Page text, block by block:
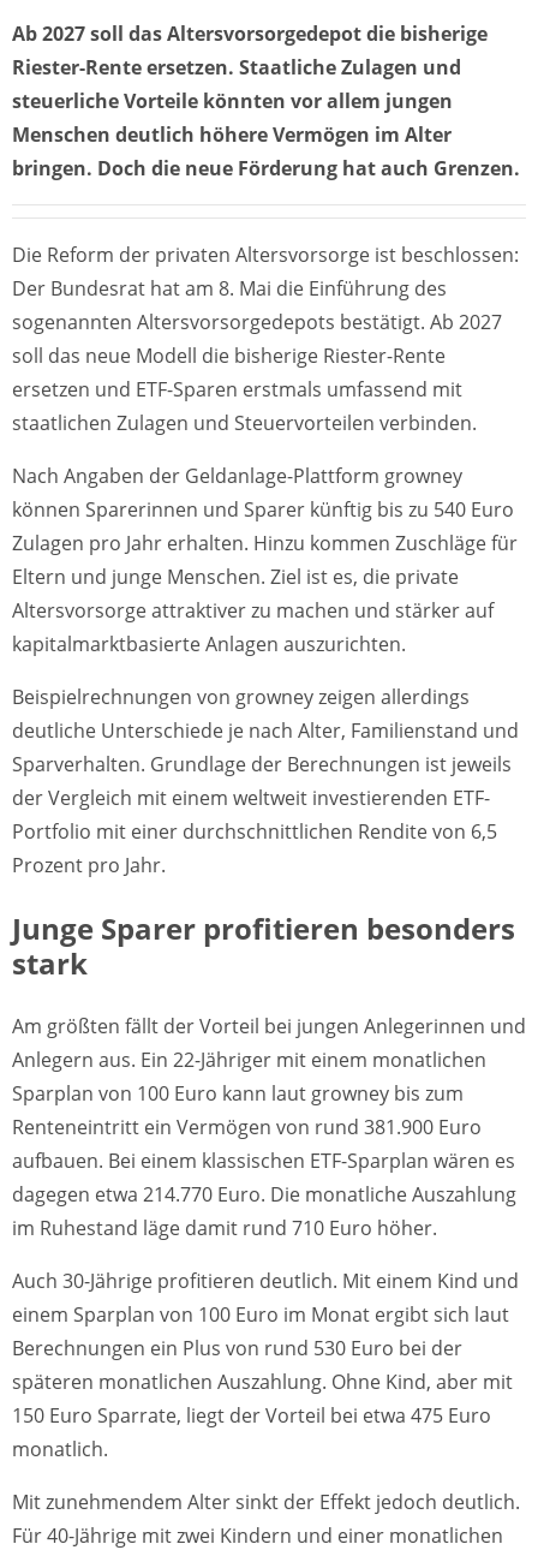
Ab 2027 soll das Altersvorsorgedepot die bisherige
Riester-Rente ersetzen. Staatliche Zulagen und
steuerliche Vorteile könnten vor allem jungen
Menschen deutlich höhere Vermögen im Alter
bringen. Doch die neue Förderung hat auch Grenzen.
Die Reform der privaten Altersvorsorge ist beschlossen:
Der Bundesrat hat am 8. Mai die Einführung des
sogenannten Altersvorsorgedepots bestätigt. Ab 2027
soll das neue Modell die bisherige Riester-Rente
ersetzen und ETF-Sparen erstmals umfassend mit
staatlichen Zulagen und Steuervorteilen verbinden.
Nach Angaben der Geldanlage-Plattform growney
können Sparerinnen und Sparer künftig bis zu 540 Euro
Zulagen pro Jahr erhalten. Hinzu kommen Zuschläge für
Eltern und junge Menschen. Ziel ist es, die private
Altersvorsorge attraktiver zu machen und stärker auf
kapitalmarktbasierte Anlagen auszurichten.
Beispielrechnungen von growney zeigen allerdings
deutliche Unterschiede je nach Alter, Familienstand und
Sparverhalten. Grundlage der Berechnungen ist jeweils
der Vergleich mit einem weltweit investierenden ETF-
Portfolio mit einer durchschnittlichen Rendite von 6,5
Prozent pro Jahr.
Junge Sparer profitieren besonders
stark
Am größten fällt der Vorteil bei jungen Anlegerinnen und
Anlegern aus. Ein 22-Jähriger mit einem monatlichen
Sparplan von 100 Euro kann laut growney bis zum
Renteneintritt ein Vermögen von rund 381.900 Euro
aufbauen. Bei einem klassischen ETF-Sparplan wären es
dagegen etwa 214.770 Euro. Die monatliche Auszahlung
im Ruhestand läge damit rund 710 Euro höher.
Auch 30-Jährige profitieren deutlich. Mit einem Kind und
einem Sparplan von 100 Euro im Monat ergibt sich laut
Berechnungen ein Plus von rund 530 Euro bei der
späteren monatlichen Auszahlung. Ohne Kind, aber mit
150 Euro Sparrate, liegt der Vorteil bei etwa 475 Euro
monatlich.
Mit zunehmendem Alter sinkt der Effekt jedoch deutlich.
Für 40-Jährige mit zwei Kindern und einer monatlichen